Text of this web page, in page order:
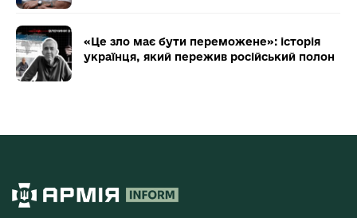
«Це зло має бути переможене»: історія
українця, який пережив російський полон